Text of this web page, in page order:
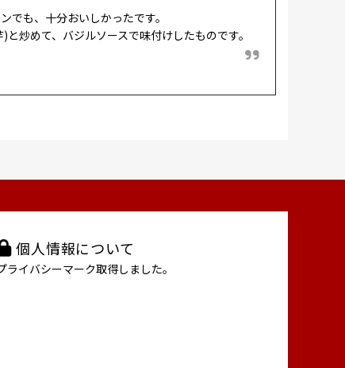
でも、十分おいしかったです。
炒めて、バジルソースで味付けしたものです。
個人情報について
ライバシーマーク取得しました。